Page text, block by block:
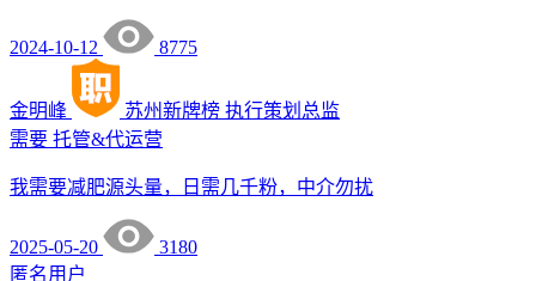
2024-10-12 8775
金明峰 苏州新牌榜 执行策划总监
需要 托管&代运营
我需要减肥源头量，日需几千粉，中介勿扰
2025-05-20
3180
匿名用户